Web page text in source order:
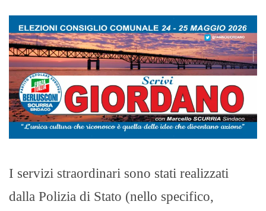
I servizi straordinari sono stati realizzati
dalla Polizia di Stato (nello specifico,